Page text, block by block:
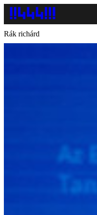
Rák richárd